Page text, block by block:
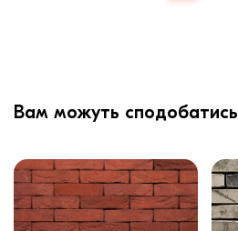
Вам можуть сподобатись